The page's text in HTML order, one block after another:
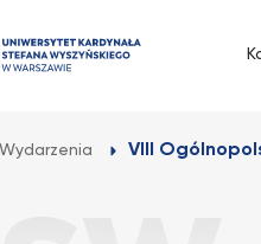
Wydarzenia VIII